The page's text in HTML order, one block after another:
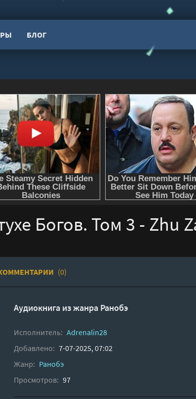
БЛОГ
Богов. Том 3 - Zhu
(0)
Аудиокнига из жанра Ранобэ
Исполнитель: Adrenalin28
Добавлено: 7-07-2025, 07:02
Жанр: Ранобэ
Просмотров: 97